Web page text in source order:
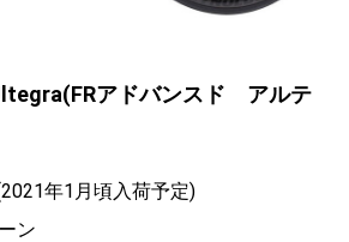
アドバンスド アルテ
年1月頃入荷予定)
ン